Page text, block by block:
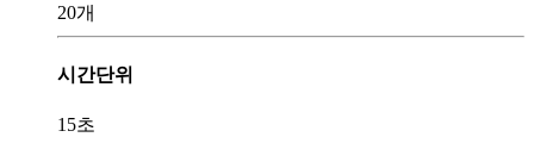
20개
시간단위
15초